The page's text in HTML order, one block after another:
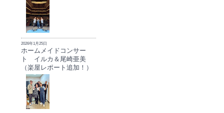
2026年1月25日
ホームメイドコンサー
ト イルカ＆尾崎亜美
（楽屋レポート追加！）